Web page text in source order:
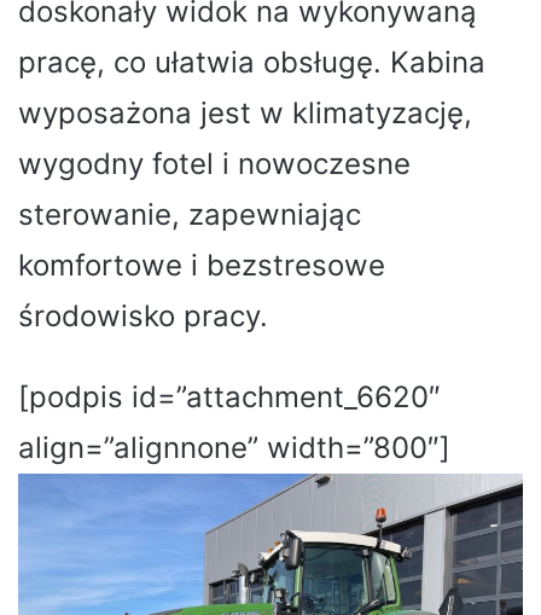
doskonały widok na wykonywaną
pracę, co ułatwia obsługę. Kabina
wyposażona jest w klimatyzację,
wygodny fotel i nowoczesne
sterowanie, zapewniając
komfortowe i bezstresowe
środowisko pracy.
[podpis id=”attachment_6620″
align=”alignnone” width=”800″]